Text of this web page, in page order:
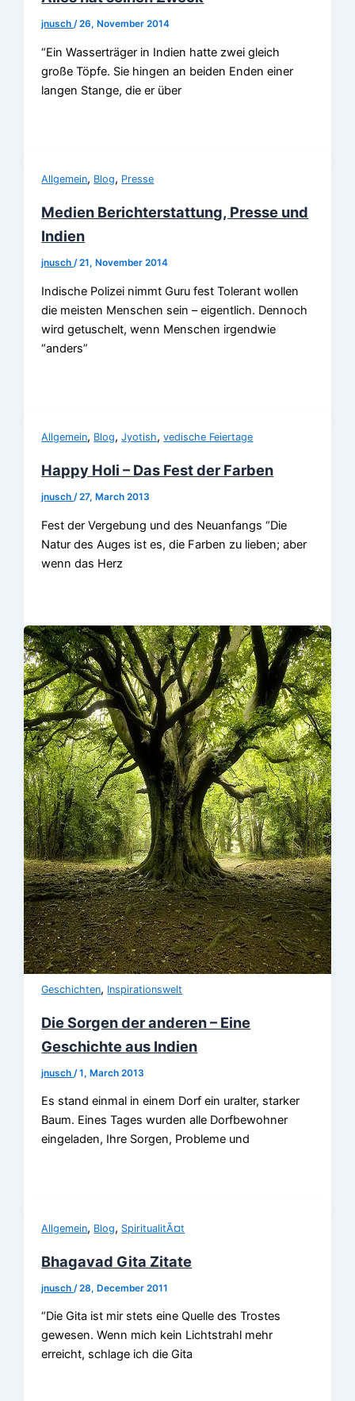
jnusch/26, November 2014
“Ein Wasserträger in Indien hatte zwei gleich
große Töpfe. Sie hingen an beiden Enden einer
langen Stange, die er über
Allgemein, Blog, Presse
Medien Berichterstattung, Presse und
Indien
jnusch/21, November 2014
Indische Polizei nimmt Guru fest Tolerant wollen
die meisten Menschen sein – eigentlich. Dennoch
wird getuschelt, wenn Menschen irgendwie
“anders”
Allgemein, Blog,Jyotish,vedische Feiertage
Happy Holi – Das Fest der Farben
jnusch/27, March 2013
Fest der Vergebung und des Neuanfangs “Die
Natur des Auges ist es, die Farben zu lieben; aber
wenn das Herz
Geschichten, Inspirationswelt
Die Sorgen der anderen – Eine
Geschichte aus Indien
jnusch /1, March 2013
Es stand einmal in einem Dorf ein uralter, starker
Baum. Eines Tages wurden alle Dorfbewohner
eingeladen, Ihre Sorgen, Probleme und
Allgemein, Blog, SpiritualitÃ¤t
Bhagavad Gita Zitate
jnusch /28, December 2011
“Die Gita ist mir stets eine Quelle des Trostes
gewesen. Wenn mich kein Lichtstrahl mehr
erreicht, schlage ich die Gita